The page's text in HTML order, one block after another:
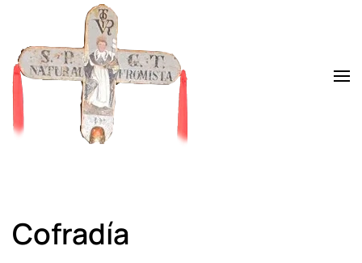
Skip to main content
Cofradía